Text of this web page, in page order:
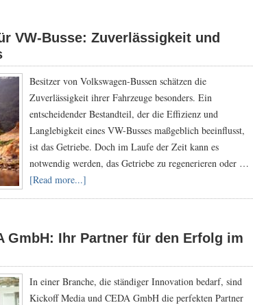
VW-Busse: Zuverlässigkeit und
Besitzer von Volkswagen-Bussen schätzen die
Zuverlässigkeit ihrer Fahrzeuge besonders. Ein
entscheidender Bestandteil, der die Effizienz und
Langlebigkeit eines VW-Busses maßgeblich beeinflusst,
ist das Getriebe. Doch im Laufe der Zeit kann es
notwendig werden, das Getriebe zu regenerieren oder …
[Read more...]
GmbH: Ihr Partner für den Erfolg im
In einer Branche, die ständiger Innovation bedarf, sind
Kickoff Media und CEDA GmbH die perfekten Partner